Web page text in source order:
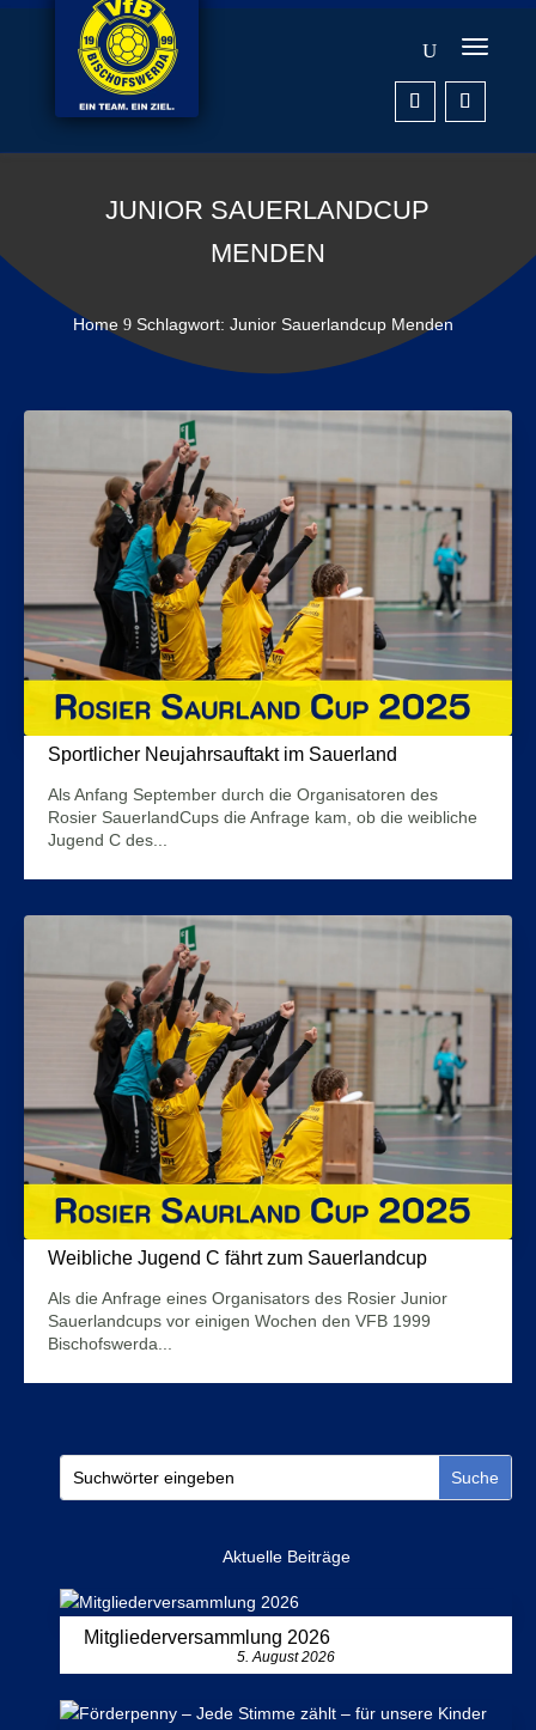
JUNIOR SAUERLANDCUP
MENDEN
Home 9 Schlagwort: Junior Sauerlandcup Menden
Sportlicher Neujahrsauftakt im Sauerland
Als Anfang September durch die Organisatoren des
Rosier SauerlandCups die Anfrage kam, ob die weibliche
Jugend C des...
Weibliche Jugend C fährt zum Sauerlandcup
Als die Anfrage eines Organisators des Rosier Junior
Sauerlandcups vor einigen Wochen den VFB 1999
Bischofswerda...
Aktuelle Beiträge
Mitgliederversammlung 2026
5. August 2026